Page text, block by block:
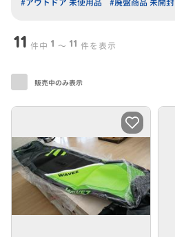
#アウトドア 未使用品
#廃盤商品 未開封
11 件中 1 〜 11 件を表示
販売中のみ表示